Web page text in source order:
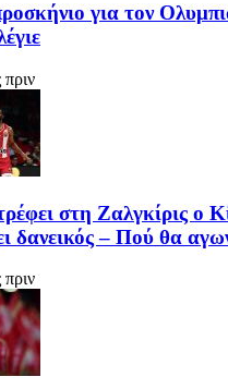
για τον
στη Ζαλγκίρις ο
δανεικός – Πού θα